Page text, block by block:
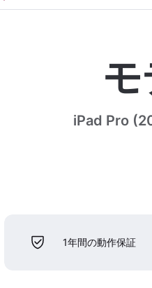
iPad Pro
1年間の動作保証